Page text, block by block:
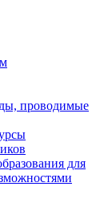
проводимые
для